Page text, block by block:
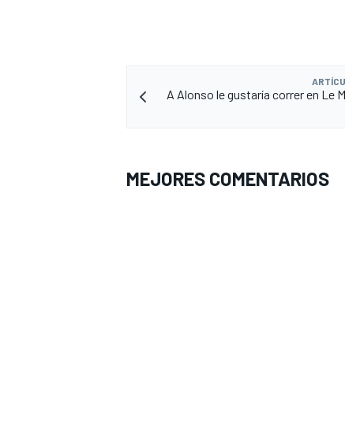
A Alonso le gustaría correr en Le
MEJORES COMENTARIOS